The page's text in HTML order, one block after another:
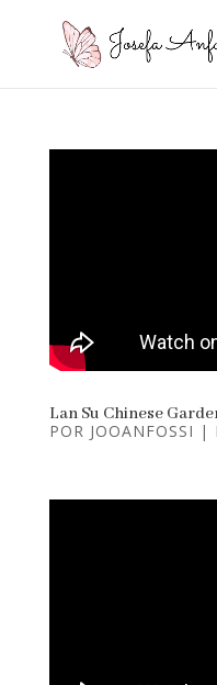
Lan Su Chinese
POR JOOANFOSSI |